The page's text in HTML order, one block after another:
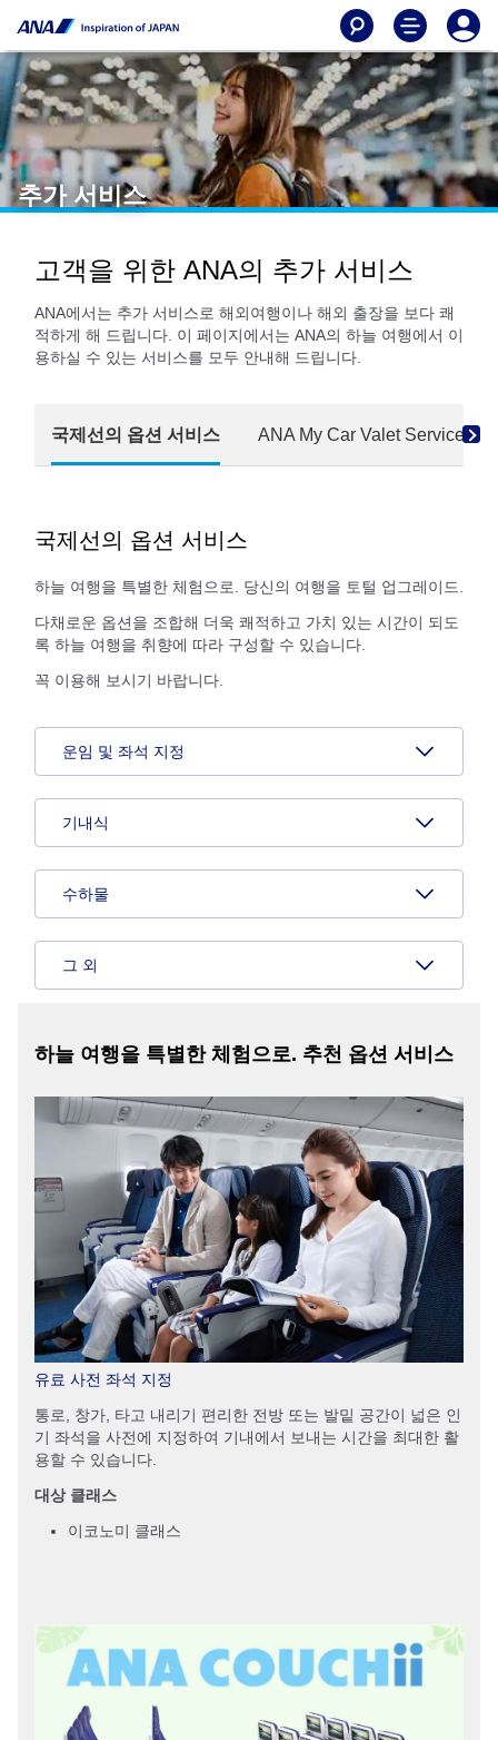
추가 서비스
고객을 위한 ANA의 추가 서비스
ANA에서는 추가 서비스로 해외여행이나 해외 출장을 보다 쾌
적하게 해 드립니다. 이 페이지에서는 ANA의 하늘 여행에서 이
용하실 수 있는 서비스를 모두 안내해 드립니다.
국제선의 옵션 서비스 ANA My Car Valet Service
국제선의 옵션 서비스
하늘 여행을 특별한 체험으로. 당신의 여행을 토털 업그레이드.
다채로운 옵션을 조합해 더욱 쾌적하고 가치 있는 시간이 되도
록 하늘 여행을 취향에 따라 구성할 수 있습니다.
꼭 이용해 보시기 바랍니다.
운임 및 좌석 지정
기내식
수하물
그 외
하늘 여행을 특별한 체험으로. 추천 옵션 서비스
유료 사전 좌석 지정
통로, 창가, 타고 내리기 편리한 전방 또는 발밑 공간이 넓은 인
기 좌석을 사전에 지정하여 기내에서 보내는 시간을 최대한 활
용할 수 있습니다.
대상 클래스
이코노미 클래스